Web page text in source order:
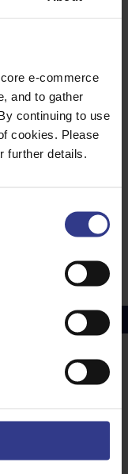
e-commerce
and to gather
continuing to use
cookies. Please
further details.
et cliquer sur le
un devis.
£10114.95
électriques